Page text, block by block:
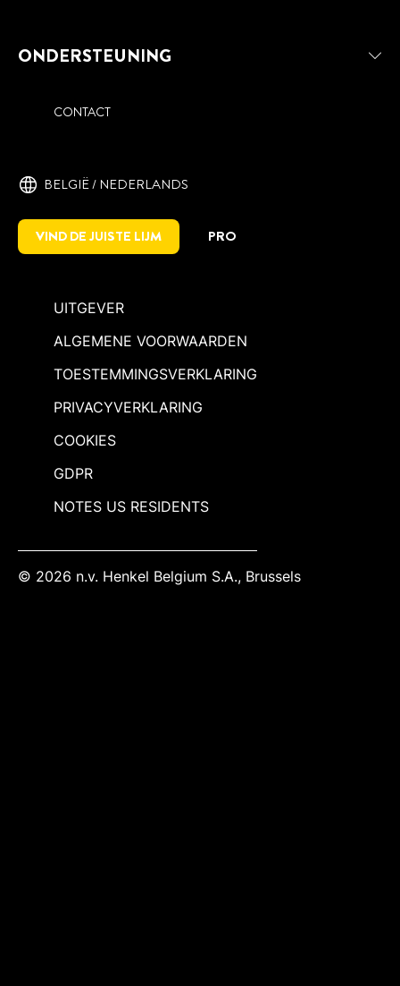
ONDERSTEUNING
CONTACT
BELGIË / NEDERLANDS
VIND DE JUISTE LIJM PRO
UITGEVER
ALGEMENE VOORWAARDEN
TOESTEMMINGSVERKLARING
PRIVACYVERKLARING
COOKIES
GDPR
NOTES US RESIDENTS
© 2026 n.v. Henkel Belgium S.A., Brussels